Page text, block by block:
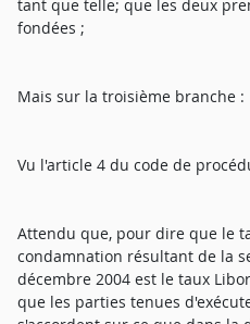
tant que telle; que les deux
fondées ;
Mais sur la troisième branche :
Vu l'article 4 du code de
Attendu que, pour dire que le
condamnation résultant de la
décembre 2004 est le taux
que les parties tenues